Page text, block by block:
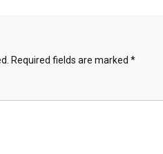
Required fields are marked *